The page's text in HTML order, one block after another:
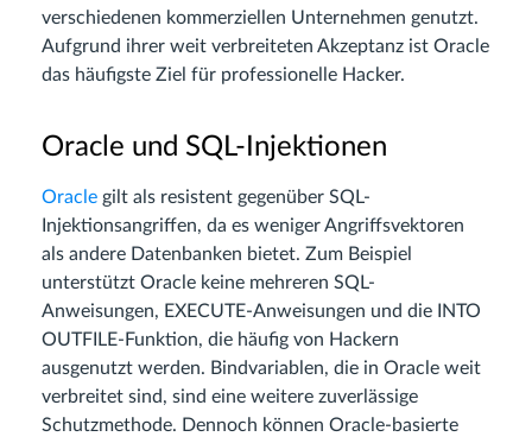
verschiedenen kommerziellen Unternehmen genutzt.
Aufgrund ihrer weit verbreiteten Akzeptanz ist Oracle
das häufigste Ziel für professionelle Hacker.
Oracle und SQL-Injektionen
Oracle gilt als resistent gegenüber SQL-
Injektionsangriffen, da es weniger Angriffsvektoren
als andere Datenbanken bietet. Zum Beispiel
unterstützt Oracle keine mehreren SQL-
Anweisungen, EXECUTE-Anweisungen und die INTO
OUTFILE-Funktion, die häufig von Hackern
ausgenutzt werden. Bindvariablen, die in Oracle weit
verbreitet sind, sind eine weitere zuverlässige
Schutzmethode. Dennoch können Oracle-basierte